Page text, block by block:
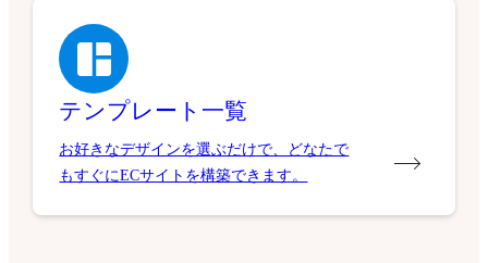
テンプレート一覧
お好きなデザインを選ぶだけで、どなたで
もすぐにECサイトを構築できます。